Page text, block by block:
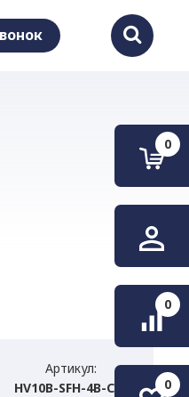
0
0
0
Артикул:
HV10B-SFH-4B-CV-